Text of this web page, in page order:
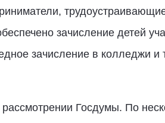
зачисление детей
зачисление в колледжи
Госдумы. По